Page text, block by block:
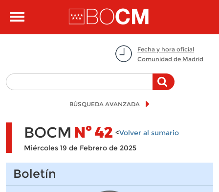
Toggle
Fecha y hora oficial
Comunidad de Madrid
BÚSQUEDA AVANZADA
BOCM Nº42 <Volver al sumario
Miércoles 19 de Febrero de 2025
Boletín